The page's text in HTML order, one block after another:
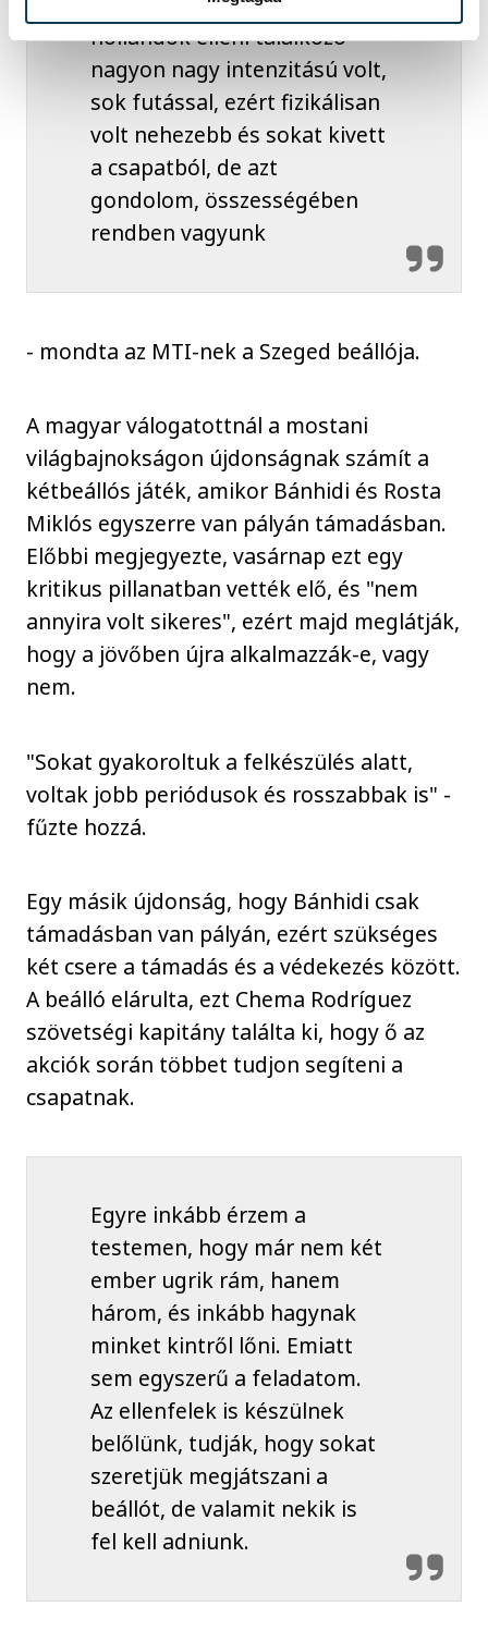
hollandok elleni találkozó
nagyon nagy intenzitású volt,
sok futással, ezért fizikálisan
volt nehezebb és sokat kivett
a csapatból, de azt
gondolom, összességében
rendben vagyunk
- mondta az MTI-nek a Szeged beállója.
A magyar válogatottnál a mostani
világbajnokságon újdonságnak számít a
kétbeállós játék, amikor Bánhidi és Rosta
Miklós egyszerre van pályán támadásban.
Előbbi megjegyezte, vasárnap ezt egy
kritikus pillanatban vették elő, és "nem
annyira volt sikeres", ezért majd meglátják,
hogy a jövőben újra alkalmazzák-e, vagy
nem.
"Sokat gyakoroltuk a felkészülés alatt,
voltak jobb periódusok és rosszabbak is" -
fűzte hozzá.
Egy másik újdonság, hogy Bánhidi csak
támadásban van pályán, ezért szükséges
két csere a támadás és a védekezés között.
A beálló elárulta, ezt Chema Rodríguez
szövetségi kapitány találta ki, hogy ő az
akciók során többet tudjon segíteni a
csapatnak.
Egyre inkább érzem a
testemen, hogy már nem két
ember ugrik rám, hanem
három, és inkább hagynak
minket kintről lőni. Emiatt
sem egyszerű a feladatom.
Az ellenfelek is készülnek
belőlünk, tudják, hogy sokat
szeretjük megjátszani a
beállót, de valamit nekik is
fel kell adniunk.